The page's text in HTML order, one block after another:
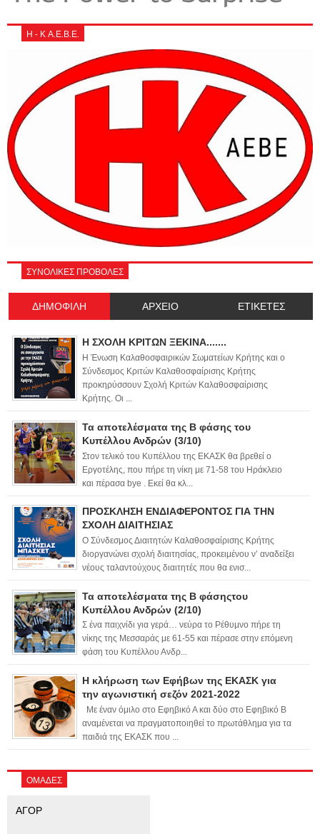
Η - Κ Α.Ε.Β.Ε.
ΣΥΝΟΛΙΚΕΣ ΠΡΟΒΟΛΕΣ
ΔΗΜΟΦΙΛΗ ΑΡΧΕΙΟ ΕΤΙΚΕΤΕΣ
Η ΣΧΟΛΗ ΚΡΙΤΩΝ ΞΕΚΙΝΑ.......
Η Ένωση Καλαθοσφαιρικών Σωματείων Κρήτης και ο
Σύνδεσμος Κριτών Καλαθοσφαίρισης Κρήτης
προκηρύσσουν Σχολή Κριτών Καλαθοσφαίρισης
Κρήτης. Οι ...
Τα αποτελέσματα της Β φάσης του
Κυπέλλου Ανδρών (3/10)
Στον τελικό του Κυπέλλου της ΕΚΑΣΚ θα βρεθεί ο
Εργοτέλης, που πήρε τη νίκη με 71-58 του Ηράκλειο
και πέρασα bye . Εκεί θα κλ...
ΠΡΟΣΚΛΗΣΗ ΕΝΔΙΑΦΕΡΟΝΤΟΣ ΓΙΑ ΤΗΝ
ΣΧΟΛΗ ΔΙΑΙΤΗΣΙΑΣ
Ο Σύνδεσμος Διαιτητών Καλαθοσφαίρισης Κρήτης
διοργανώνει σχολή διαιτησίας, προκειμένου ν’ αναδείξει
νέους ταλαντούχους διαιτητές που θα ενισ...
Τα αποτελέσματα της Β φάσηςτου
Κυπέλλου Ανδρών (2/10)
Σ ένα παιχνίδι για γερά… νεύρα το Ρέθυμνο πήρε τη
νίκης της Μεσσαράς με 61-55 και πέρασε στην επόμενη
φάση του Κυπέλλου Ανδρ...
Η κλήρωση των Εφήβων της ΕΚΑΣΚ για
την αγωνιστική σεζόν 2021-2022
Με έναν όμιλο στο Εφηβικό Α και δύο στο Εφηβικό Β
αναμένεται να πραγματοποιηθεί το πρωτάθλημα για τα
παιδιά της ΕΚΑΣΚ που ...
ΟΜΑΔΕΣ
ΑΓΟΡ